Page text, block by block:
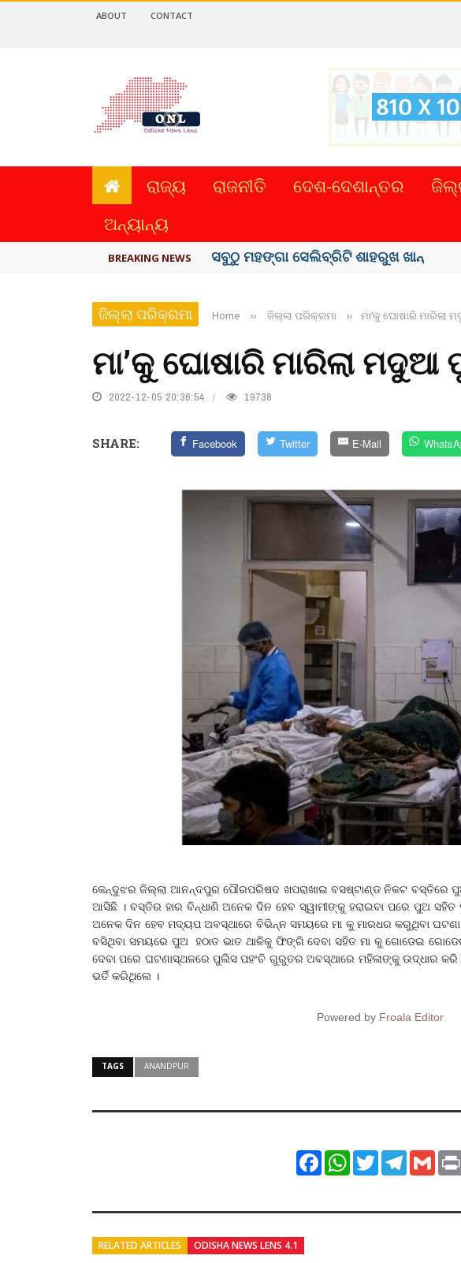
ABOUT CONTACT
ରାଜ୍ୟ ରାଜନୀତି ଦେଶ-ଦେଶାନ୍ତର
ଅନ୍ୟାନ୍ୟ
BREAKING NEWS ବିଏସ୍‌ପିର ବିଧାୟକ ଉମା ଶଙ୍କର ସିଂହଙ୍କ ...
ଜିଲ୍ଲା ପରିକ୍ରମା Home ›› ଜିଲ୍ଲା ପରିକ୍ରମା ›› ମା’କୁ ଘୋଷାରି ମାରିଲା
ମା’କୁ ଘୋଷାରି ମାରିଲା ମଦୁଆ
2022-12-05 20:36:54 19738
SHARE: Facebook Twitter E-Mail
କେନ୍ଦୁଝର ଜିଲ୍ଲା ଆନନ୍ଦପୁର ପୌରପରିଷଦ ଖପରାଖାଇ ବସଷ୍ଟାଣ୍ଡ ନିକଟ ବସ୍ତିରେ
ଆସିଛି । ବସ୍ତିର ହାର ବିନ୍ଧାଣି ଅନେକ ଦିନ ହେବ ସ୍ୱାମୀଙ୍କୁ ହରାଇବା ପରେ ପୁଅ
ଅନେକ ଦିନ ହେବ ମଦ୍ୟପ ଅବସ୍ଥାରେ ବିଭିନ୍ନ ସମୟରେ ମା କୁ ମାରଧର କରୁଥିବା
ବସିଥିବା ସମୟରେ ପୁଅ ହଠାତ ଭାତ ଥାଳିକୁ ଫିଙ୍ଗି ଦେବା ସହିତ ମା କୁ ଗୋଡେଇ
ଦେବା ପରେ ଘଟଣାସ୍ଥଳରେ ପୁଲିସ ପହଂଚି ଗୁରୁତର ଅବସ୍ଥାରେ ମହିଳାଙ୍କୁ ଉଦ୍ଧାର
ଭର୍ତି କରିଥିଲେ ।
Powered by Froala Editor
TAGS ANANDPUR
FacebookWhatsApp
TwitterTelegram
Gmail
RELATED ARTICLES ODISHA NEWS LENS 4.1